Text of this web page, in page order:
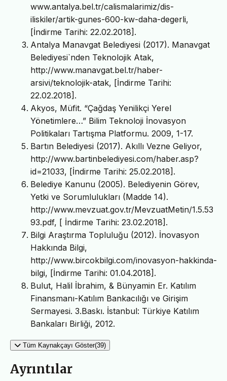
www.antalya.bel.tr/calismalarimiz/dis-
iliskiler/artik-gunes-600-kw-daha-degerli,
[İndirme Tarihi: 22.02.2018].
Antalya Manavgat Belediyesi (2017). Manavgat
Belediyesi`nden Teknolojik Atak,
http://www.manavgat.bel.tr/haber-
arsivi/teknolojik-atak, [İndirme Tarihi:
22.02.2018].
Akyos, Müfit. “Çağdaş Yenilikçi Yerel
Yönetimlere…” Bilim Teknoloji İnovasyon
Politikaları Tartışma Platformu. 2009, 1-17.
Bartın Belediyesi (2017). Akıllı Vezne Geliyor,
http://www.bartinbelediyesi.com/haber.asp?
id=21033, [İndirme Tarihi: 25.02.2018].
Belediye Kanunu (2005). Belediyenin Görev,
Yetki ve Sorumlulukları (Madde 14).
http://www.mevzuat.gov.tr/MevzuatMetin/1.5.53
93.pdf, [ İndirme Tarihi: 23.02.2018].
Bilgi Araştırma Topluluğu (2012). İnovasyon
Hakkında Bilgi,
http://www.bircokbilgi.com/inovasyon-hakkinda-
bilgi, [İndirme Tarihi: 01.04.2018].
Bulut, Halil İbrahim, & Bünyamin Er. Katılım
Finansmanı-Katılım Bankacılığı ve Girişim
Sermayesi. 3.Baskı. İstanbul: Türkiye Katılım
Bankaları Birliği, 2012.
Tüm Kaynakçayı Göster(39)
Ayrıntılar